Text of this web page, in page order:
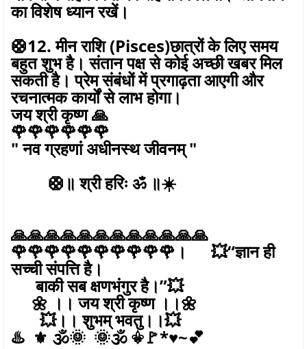
का विशेष ध्यान रखें।
🛟12. मीन राशि (Pisces)छात्रों के लिए समय
बहुत शुभ है। संतान पक्ष से कोई अच्छी खबर मिल
सकती है। प्रेम संबंधों में प्रगाढ़ता आएगी और
रचनात्मक कार्यों से लाभ होगा।
जय श्री कृष्ण 🙏
🌹🌹🌹🌹🌹🌹
" नव ग्रहणां अधीनस्थ जीवनम् "
🛟॥ श्री हरिः ॐ ॥☀️
🙏🙏🙏🙏🙏🙏🙏🙏🙏🙏🙏🙏
🌹🌹🌹🌹🌹🌹🌹🌹🌹🌹। 💥“ज्ञान ही
सच्ची संपत्ति है।
बाकी सब क्षणभंगुर है।”💥
🌼 ।। जय श्री कृष्ण ।।🌼
💥।। शुभम् भवतु।।💥
♨️ ⚜️ 🕉🌞 🌞🕉 ⚜🚩*♥️~💕